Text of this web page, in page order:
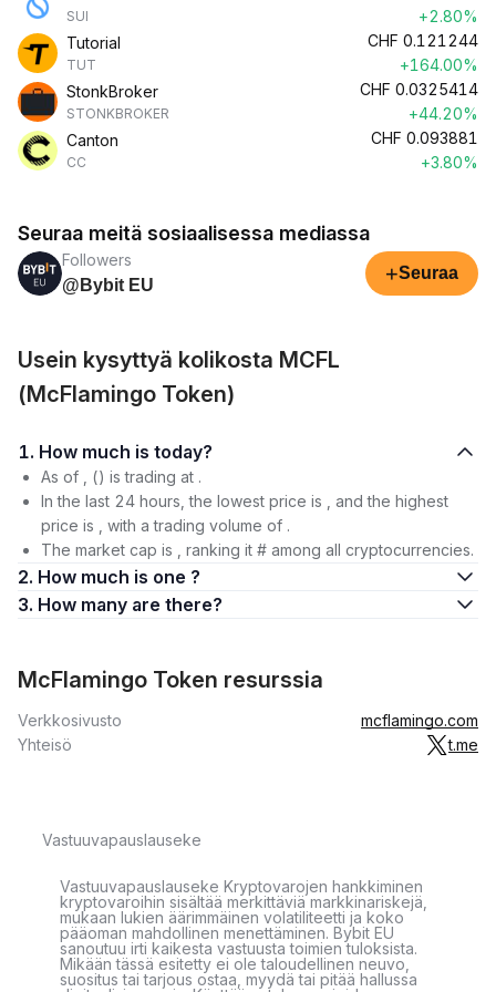
SUI
+2.80%
Tutorial
TUT
CHF 0.121244
+164.00%
StonkBroker
STONKBROKER
CHF 0.0325414
+44.20%
Canton
CC
CHF 0.093881
+3.80%
Seuraa meitä sosiaalisessa mediassa
Followers
@Bybit EU
+Seuraa
Usein kysyttyä kolikosta MCFL
(McFlamingo Token)
1. How much is today?
As of , () is trading at .
In the last 24 hours, the lowest price is , and the highest
price is , with a trading volume of .
The market cap is , ranking it # among all cryptocurrencies.
2. How much is one ?
3. How many are there?
McFlamingo Token resurssia
Verkkosivusto
mcflamingo.com
Yhteisö
t.me
Vastuuvapauslauseke
Vastuuvapauslauseke Kryptovarojen hankkiminen
kryptovaroihin sisältää merkittäviä markkinariskejä,
mukaan lukien äärimmäinen volatiliteetti ja koko
pääoman mahdollinen menettäminen. Bybit EU
sanoutuu irti kaikesta vastuusta toimien tuloksista.
Mikään tässä esitetty ei ole taloudellinen neuvo,
suositus tai tarjous ostaa, myydä tai pitää hallussa